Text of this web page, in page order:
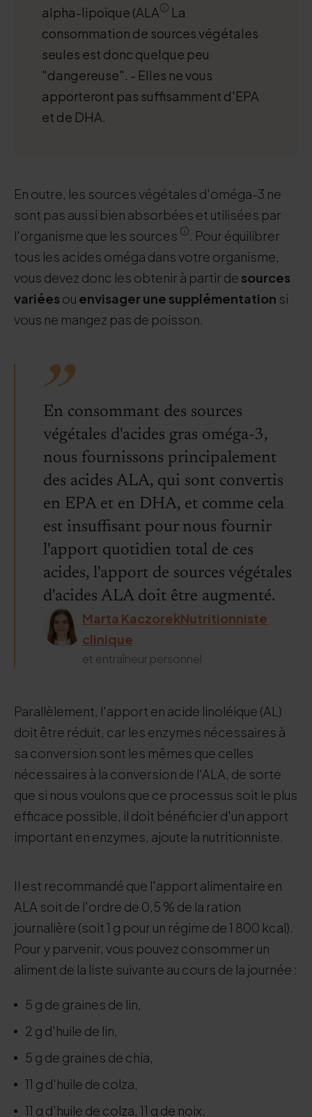
alpha-lipoïque (ALA
La
consommation de sources végétales
seules est donc quelque peu
"dangereuse". - Elles ne vous
apporteront pas suffisamment d'EPA
et de DHA.
En outre, les sources végétales d'oméga-3 ne
sont pas aussi bien absorbées et utilisées par
l'organisme que les sources
. Pour équilibrer
tous les acides oméga dans votre organisme,
vous devez donc les obtenir à partir de sources
variées ou envisager une supplémentation si
vous ne mangez pas de poisson.
En consommant des sources
végétales d'acides gras oméga-3,
nous fournissons principalement
des acides ALA, qui sont convertis
en EPA et en DHA, et comme cela
est insuffisant pour nous fournir
l'apport quotidien total de ces
acides, l'apport de sources végétales
d'acides ALA doit être augmenté.
Marta KaczorekNutritionniste
clinique
et entraîneur personnel
Parallèlement, l'apport en acide linoléique (AL)
doit être réduit, car les enzymes nécessaires à
sa conversion sont les mêmes que celles
nécessaires à la conversion de l'ALA, de sorte
que si nous voulons que ce processus soit le plus
efficace possible, il doit bénéficier d'un apport
important en enzymes, ajoute la nutritionniste.
Il est recommandé que l'apport alimentaire en
ALA soit de l'ordre de 0,5 % de la ration
journalière (soit 1 g pour un régime de 1 800 kcal).
Pour y parvenir, vous pouvez consommer un
aliment de la liste suivante au cours de la journée :
5 g de graines de lin,
2 g d'huile de lin,
5 g de graines de chia,
11 g d'huile de colza,
11 g d'huile de colza, 11 g de noix.